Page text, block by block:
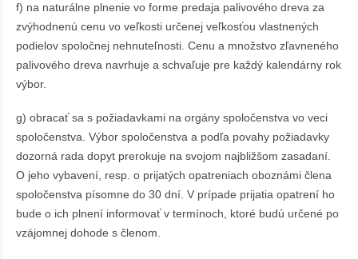
f) na naturálne plnenie vo forme predaja palivového dreva za
zvýhodnenú cenu vo veľkosti určenej veľkosťou vlastnených
podielov spoločnej nehnuteľnosti. Cenu a množstvo zľavneného
palivového dreva navrhuje a schvaľuje pre každý kalendárny rok
výbor.
g) obracať sa s požiadavkami na orgány spoločenstva vo veci
spoločenstva. Výbor spoločenstva a podľa povahy požiadavky
dozorná rada dopyt prerokuje na svojom najbližšom zasadaní.
O jeho vybavení, resp. o prijatých opatreniach oboznámi člena
spoločenstva písomne do 30 dní. V prípade prijatia opatrení ho
bude o ich plnení informovať v termínoch, ktoré budú určené po
vzájomnej dohode s členom.